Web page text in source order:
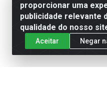
proporcionar uma
publicidade relevante
qualidade do nosso
Aceitar Negar